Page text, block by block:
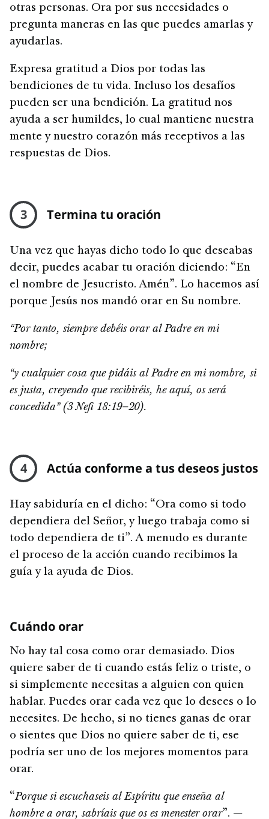
otras personas. Ora por sus necesidades o
pregunta maneras en las que puedes amarlas y
ayudarlas.
Expresa gratitud a Dios por todas las
bendiciones de tu vida. Incluso los desafíos
pueden ser una bendición. La gratitud nos
ayuda a ser humildes, lo cual mantiene nuestra
mente y nuestro corazón más receptivos a las
respuestas de Dios.
3 Termina tu oración
Una vez que hayas dicho todo lo que deseabas
decir, puedes acabar tu oración diciendo: “En
el nombre de Jesucristo. Amén”. Lo hacemos así
porque Jesús nos mandó orar en Su nombre.
“Por tanto, siempre debéis orar al Padre en mi
nombre;
“y cualquier cosa que pidáis al Padre en mi nombre, si
es justa, creyendo que recibiréis, he aquí, os será
concedida” (3 Nefi 18:19–20).
4 Actúa conforme a tus deseos justos
Hay sabiduría en el dicho: “Ora como si todo
dependiera del Señor, y luego trabaja como si
todo dependiera de ti”. A menudo es durante
el proceso de la acción cuando recibimos la
guía y la ayuda de Dios.
Cuándo orar
No hay tal cosa como orar demasiado. Dios
quiere saber de ti cuando estás feliz o triste, o
si simplemente necesitas a alguien con quien
hablar. Puedes orar cada vez que lo desees o lo
necesites. De hecho, si no tienes ganas de orar
o sientes que Dios no quiere saber de ti, ese
podría ser uno de los mejores momentos para
orar.
“Porque si escuchaseis al Espíritu que enseña al
hombre a orar, sabríais que os es menester orar”. —